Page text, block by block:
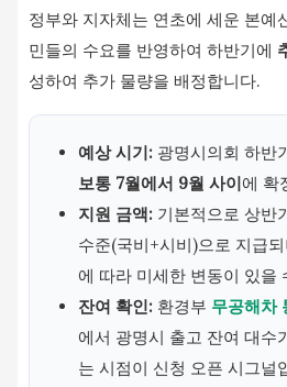
정부와 지자체는 연초에 세운 본예
민들의 수요를 반영하여 하반기에
성하여 추가 물량을 배정합니다.
예상 시기: 광명시의회 하반
보통 7월에서 9월 사이에 확
지원 금액: 기본적으로 상반
수준(국비+시비)으로 지급
에 따라 미세한 변동이 있을
잔여 확인: 환경부 무공해차
에서 광명시 출고 잔여 대수
는 시점이 신청 오픈 시그널